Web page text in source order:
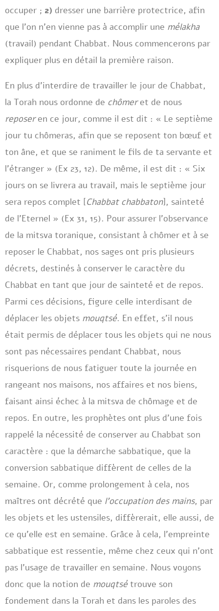
occuper ; 2) dresser une barrière protectrice, afin
que l’on n’en vienne pas à accomplir une mélakha
(travail) pendant Chabbat. Nous commencerons par
expliquer plus en détail la première raison.
En plus d’interdire de travailler le jour de Chabbat,
la Torah nous ordonne de chômeret de nous
reposeren ce jour, comme il est dit : « Le septième
jour tu chômeras, afin que se reposent ton bœuf et
ton âne, et que se raniment le fils de ta servante et
l’étranger » (Ex 23, 12). De même, il est dit : « Six
jours on se livrera au travail, mais le septième jour
sera repos complet [Chabbat chabbaton], sainteté
de l’Eternel » (Ex 31, 15). Pour assurer l’observance
de la mitsva toranique, consistant à chômer et à se
reposer le Chabbat, nos sages ont pris plusieurs
décrets, destinés à conserver le caractère du
Chabbat en tant que jour de sainteté et de repos.
Parmi ces décisions, figure celle interdisant de
déplacer les objets mouqtsé. En effet, s’il nous
était permis de déplacer tous les objets qui ne nous
sont pas nécessaires pendant Chabbat, nous
risquerions de nous fatiguer toute la journée en
rangeant nos maisons, nos affaires et nos biens,
faisant ainsi échec à la mitsva de chômage et de
repos. En outre, les prophètes ont plus d’une fois
rappelé la nécessité de conserver au Chabbat son
caractère : que la démarche sabbatique, que la
conversion sabbatique diffèrent de celles de la
semaine. Or, comme prolongement à cela, nos
maîtres ont décrété que l’occupation des mains, par
les objets et les ustensiles, diffèrerait, elle aussi, de
ce qu’elle est en semaine. Grâce à cela, l’empreinte
sabbatique est ressentie, même chez ceux qui n’ont
pas l’usage de travailler en semaine. Nous voyons
donc que la notion de mouqtsétrouve son
fondement dans la Torah et dans les paroles des